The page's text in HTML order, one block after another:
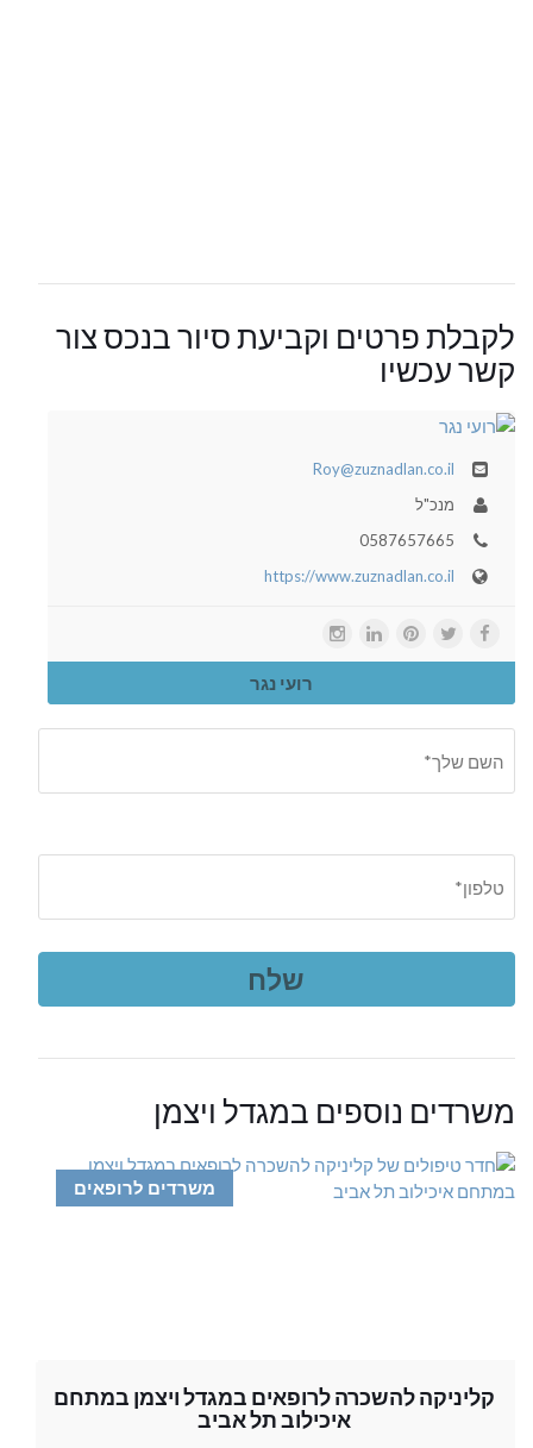
לקבלת פרטים וקביעת סיור בנכס צור
קשר עכשיו
Roy@zuznadlan.co.il
מנכ"ל
0587657665
https://www.zuznadlan.co.il
רועי נגר
משרדים נוספים במגדל ויצמן
משרדים לרופאים
קליניקה להשכרה לרופאים במגדל ויצמן במתחם
איכילוב תל אביב